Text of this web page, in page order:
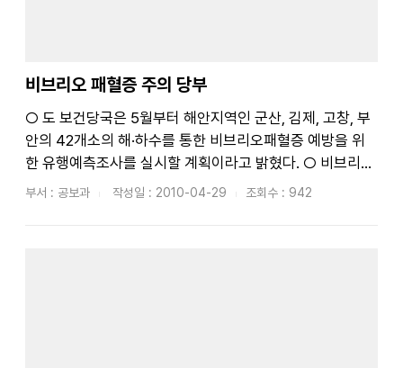
비브리오 패혈증 주의 당부
○ 도 보건당국은 5월부터 해안지역인 군산, 김제, 고창, 부
안의 42개소의 해·하수를 통한 비브리오패혈증 예방을 위
한 유행예측조사를 실시할 계획이라고 밝혔다. ○ 비브리오
패혈증은 간질환 환자, 당뇨병 등 저항력이 약한 만성 질환
부서 : 공보과 작성일 : 2010-04-29 조회수 : 942